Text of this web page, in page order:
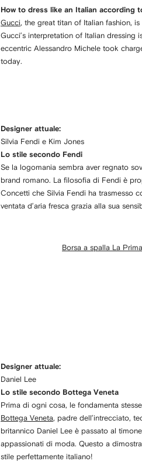
How to dress like an Italian according
Gucci, the great titan of Italian fashion,
Gucci’s interpretation of Italian
eccentric Alessandro Michele took
today.
Designer attuale:
Silvia Fendi e Kim Jones
Lo stile secondo Fendi
Se la logomania sembra aver regnato
brand romano. La filosofia di Fendi è
Concetti che Silvia Fendi ha trasmesso
ventata d’aria fresca grazia alla sua
Borsa a spalla La
Designer attuale:
Daniel Lee
Lo stile secondo Bottega Veneta
Prima di ogni cosa, le fondamenta
Bottega Veneta, padre dell’intrecciato,
britannico Daniel Lee è passato al
appassionati di moda. Questo a
stile perfettamente italiano!